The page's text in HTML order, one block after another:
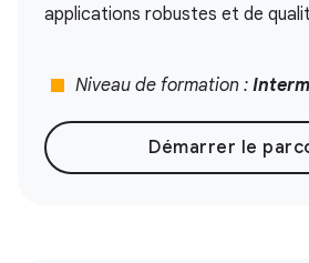
applications robustes et de
stop Niveau de formation :
Démarrer le